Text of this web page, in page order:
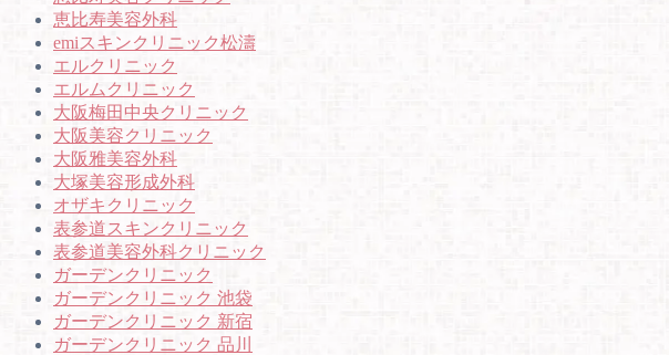
恵比寿美容外科
emiスキンクリニック松濤
エルクリニック
エルムクリニック
大阪梅田中央クリニック
大阪美容クリニック
大阪雅美容外科
大塚美容形成外科
オザキクリニック
表参道スキンクリニック
表参道美容外科クリニック
ガーデンクリニック
ガーデンクリニック 池袋
ガーデンクリニック 新宿
ガーデンクリニック 品川